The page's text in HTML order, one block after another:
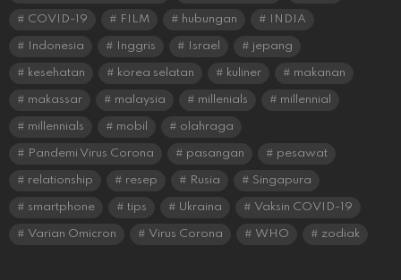
COVID-19 FILM hubungan INDIA
Indonesia Inggris Israel jepang
kesehatan korea selatan kuliner makanan
makassar malaysia millenials millennial
millennials mobil olahraga
Pandemi Virus Corona pasangan pesawat
relationship resep Rusia Singapura
smartphone tips Ukraina Vaksin COVID-19
Varian Omicron Virus Corona WHO zodiak